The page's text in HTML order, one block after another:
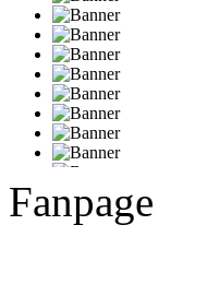
Fanpage